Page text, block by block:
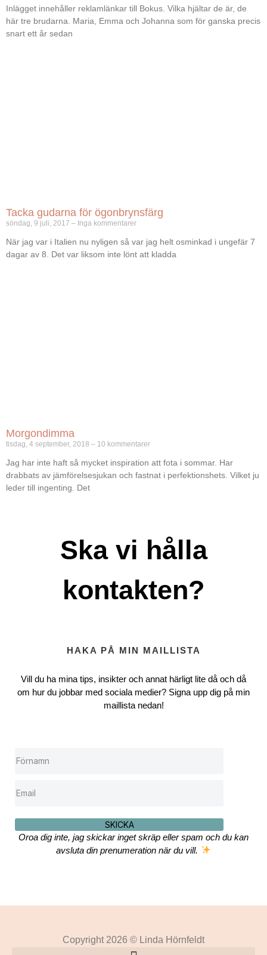
Inlägget innehåller reklamlänkar till Bokus. Vilka hjältar de är, de
här tre brudarna. Maria, Emma och Johanna som för ganska precis
snart ett år sedan
Tacka gudarna för ögonbrynsfärg
söndag, 9 juli, 2017 Inga kommentarer
När jag var i Italien nu nyligen så var jag helt osminkad i ungefär 7
dagar av 8. Det var liksom inte lönt att kladda
Morgondimma
tisdag, 4 september, 2018 10 kommentarer
Jag har inte haft så mycket inspiration att fota i sommar. Har
drabbats av jämförelsesjukan och fastnat i perfektionshets. Vilket ju
leder till ingenting. Det
Ska vi hålla
kontakten?
HAKA PÅ MIN MAILLISTA
Vill du ha mina tips, insikter och annat härligt lite då och då
om hur du jobbar med sociala medier? Signa upp dig på min
maillista nedan!
SKICKA
Oroa dig inte, jag skickar inget skräp eller spam och du kan
avsluta din prenumeration när du vill.
Copyright 2026 © Linda Hörnfeldt